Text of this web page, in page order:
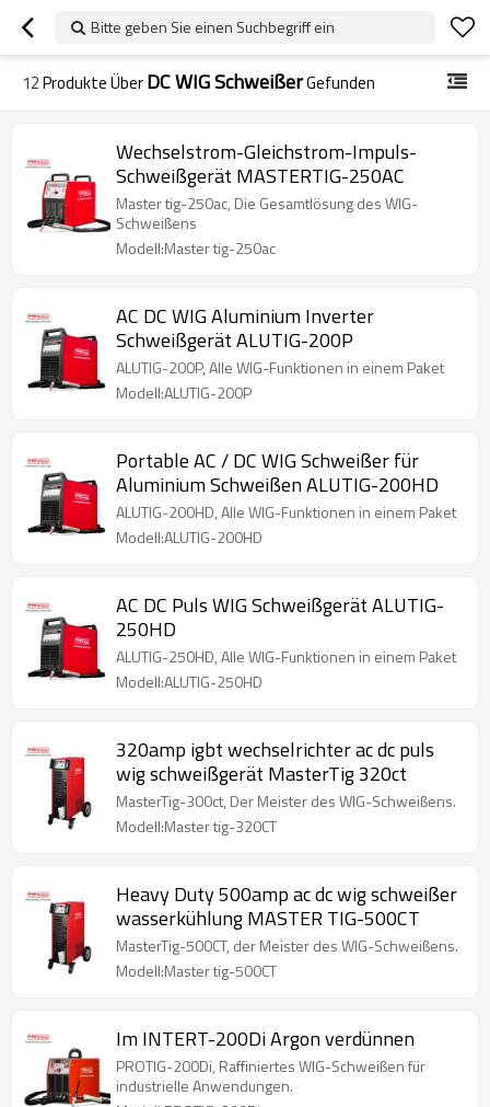
Bitte geben Sie einen Suchbegriff ein
12Produkte ÜberDC WIG SchweißerGefunden
Wechselstrom-Gleichstrom-Impuls-
Schweißgerät MASTERTIG-250AC
Master tig-250ac, Die Gesamtlösung des WIG-
Schweißens
Modell:Master tig-250ac
AC DC WIG Aluminium Inverter
Schweißgerät ALUTIG-200P
ALUTIG-200P, Alle WIG-Funktionen in einem Paket
Modell:ALUTIG-200P
Portable AC / DC WIG Schweißer für
Aluminium Schweißen ALUTIG-200HD
ALUTIG-200HD, Alle WIG-Funktionen in einem Paket
Modell:ALUTIG-200HD
AC DC Puls WIG Schweißgerät ALUTIG-
250HD
ALUTIG-250HD, Alle WIG-Funktionen in einem Paket
Modell:ALUTIG-250HD
320amp igbt wechselrichter ac dc puls
wig schweißgerät MasterTig 320ct
MasterTig-300ct, Der Meister des WIG-Schweißens.
Modell:Master tig-320CT
Heavy Duty 500amp ac dc wig schweißer
wasserkühlung MASTER TIG-500CT
MasterTig-500CT, der Meister des WIG-Schweißens.
Modell:Master tig-500CT
Im INTERT-200Di Argon verdünnen
PROTIG-200Di, Raffiniertes WIG-Schweißen für
industrielle Anwendungen.